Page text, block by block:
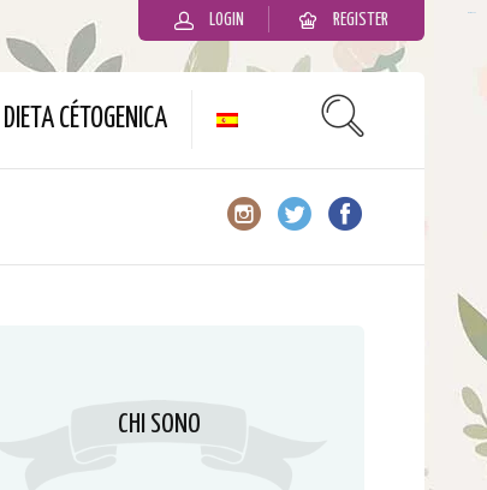
LOGIN REGISTER
DIETA CÉTOGENICA
CHI SONO